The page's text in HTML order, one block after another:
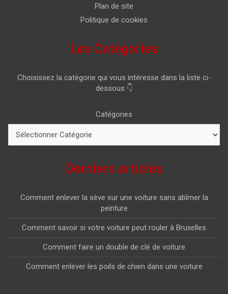
Plan de site
Politique de cookies
Les Catégories
Choisissez la catégorie qui vous intéresse dans la liste ci-
dessous 👇
Catégories
Derniers articles
Comment enlever la sève sur une voiture sans abîmer la
peinture
Comment savoir si votre voiture peut rouler à Bruxelles
Comment faire un double de clé de voiture
Comment enlever les poils de chien dans une voiture